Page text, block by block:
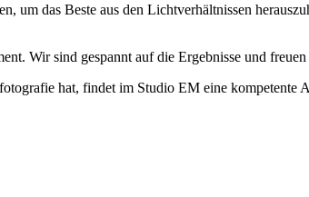
um das Beste aus den Lichtverhältnissen
Wir sind gespannt auf die Ergebnisse und
hat, findet im Studio EM eine